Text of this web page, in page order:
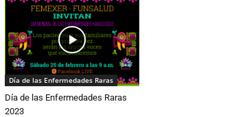
Día de las Enfermedades Raras
Día de las Enfermedades Raras
2023